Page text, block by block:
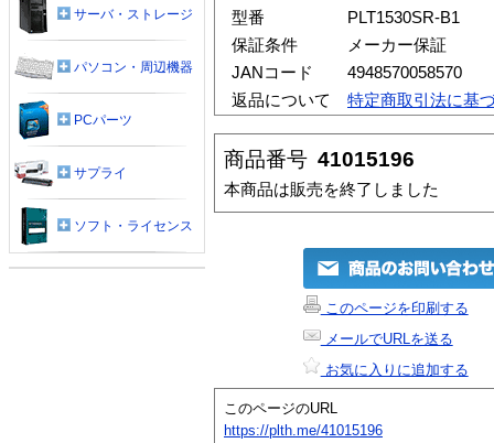
型番
PLT1530SR-B1
保証条件
メーカー保証
JANコード
4948570058570
返品について
特定商取引法に基
商品番号 41015196
本商品は販売を終了しました
このページを印刷する
メールでURLを送る
お気に入りに追加する
このページのURL
https://plth.me/41015196
サーバ・ストレージ
パソコン・周辺機器
PCパーツ
サプライ
ソフト・ライセンス